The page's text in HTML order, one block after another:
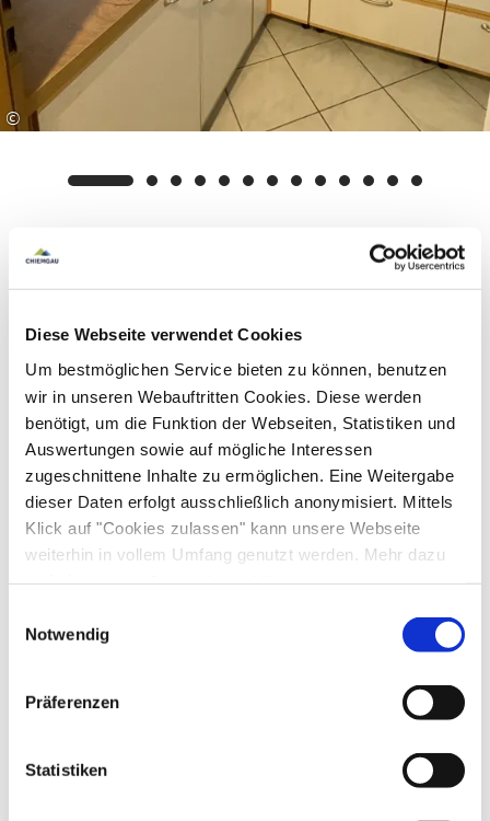
Diese Webseite verwendet Cookies
Um bestmöglichen Service bieten zu können, benutzen
wir in unseren Webauftritten Cookies. Diese werden
benötigt, um die Funktion der Webseiten, Statistiken und
Auswertungen sowie auf mögliche Interessen
zugeschnittene Inhalte zu ermöglichen. Eine Weitergabe
dieser Daten erfolgt ausschließlich anonymisiert. Mittels
Klick auf "Cookies zulassen" kann unsere Webseite
weiterhin in vollem Umfang genutzt werden. Mehr dazu
steht in unserer Datenschutzerklärung.
gelistet.
Notwendig
Präferenzen
Statistiken
©
An- und Abreise
Anreise: 14:00 - 19:00 Abreise: 08:00 - 11:00
Services
kostenloser Parkplatz
Parkplatz am Haus
Parkplätze an der Straße
Zahlungsoptionen vor Ort
Ausstattung
Richtlinien
Nichtraucherunterkunft (Alle öffentlichen und privaten
Aktivitäten